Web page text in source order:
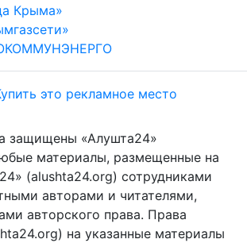
Крыма»
это рекламное место
защищены «Алушта24»
материалы, размещенные на
(alushta24.org) сотрудниками
авторами и читателями,
авторского права. Права
на указанные материалы